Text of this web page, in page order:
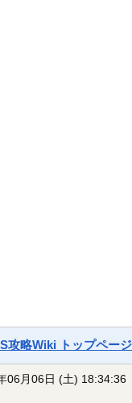
攻略Wiki トップペー
06月06日 (土) 18:34:36